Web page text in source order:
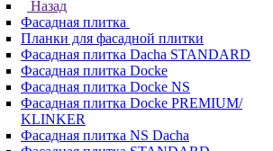
Назад
Фасадная плитка
Планки для фасадной плитки
Фасадная плитка Dacha STANDARD
Фасадная плитка Docke
Фасадная плитка Docke NS
Фасадная плитка Docke PREMIUM/
KLINKER
Фасадная плитка NS Dacha